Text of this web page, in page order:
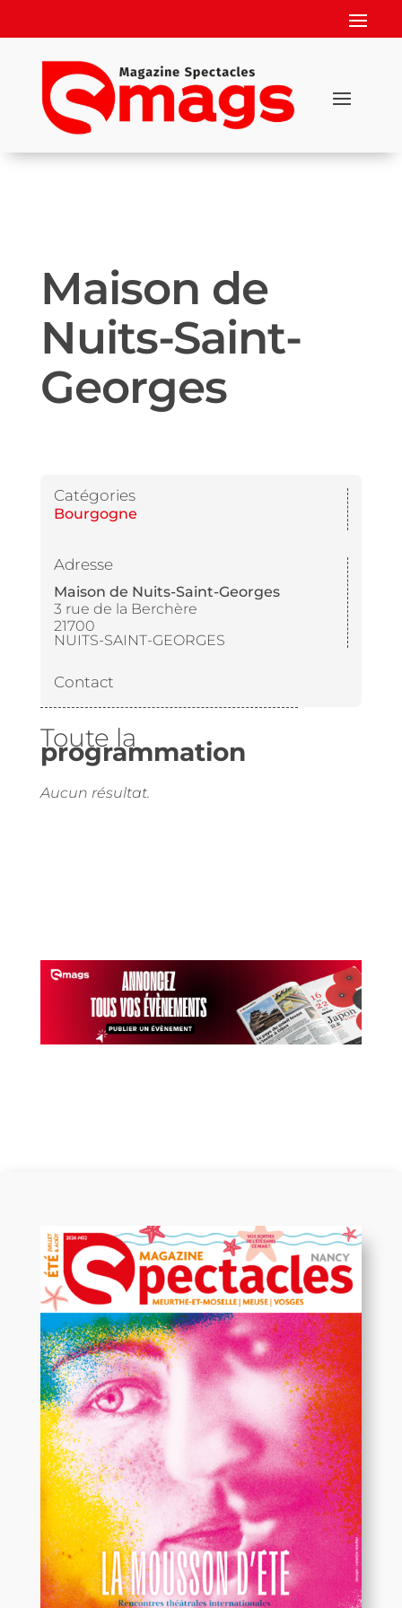
Maison de
Nuits-Saint-
Georges
Catégories
Bourgogne
Adresse
Maison de Nuits-Saint-Georges
3 rue de la Berchère
21700
NUITS-SAINT-GEORGES
Contact
Toute la
programmation
Aucun résultat.